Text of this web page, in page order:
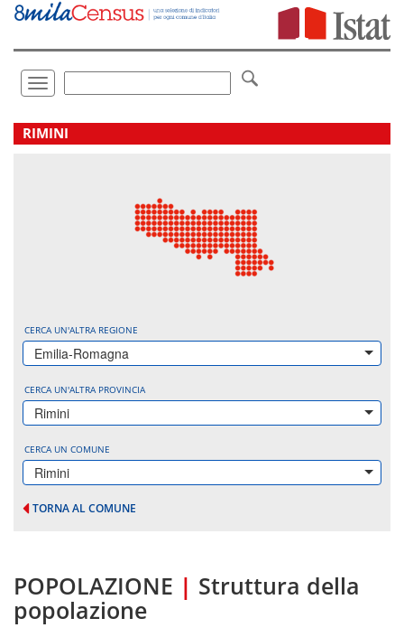
Vai
direttamente
Toggle
navigation
.
RIMINI
CERCA UN'ALTRA REGIONE
Emilia-Romagna
CERCA UN'ALTRA PROVINCIA
Rimini
CERCA UN COMUNE
Rimini
TORNA AL COMUNE
POPOLAZIONE | Struttura della
popolazione